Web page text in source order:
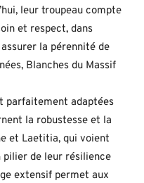
leur troupeau compte
et respect, dans
la pérennité de
Blanches du Massif
parfaitement adaptées
la robustesse et la
et Laetitia, qui voient
de leur résilience
extensif permet aux